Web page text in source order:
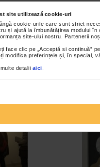
site utilizează cookie-uri
cookie-urile care sunt strict
și ajută la îmbunătățirea modului
site-ului nostru. Partenerii
face clic pe „Acceptă si continuă”
modifica preferințele și, în special,
detalii aici